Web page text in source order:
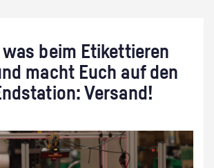
was beim Etikettieren
macht Euch auf den
Versand!